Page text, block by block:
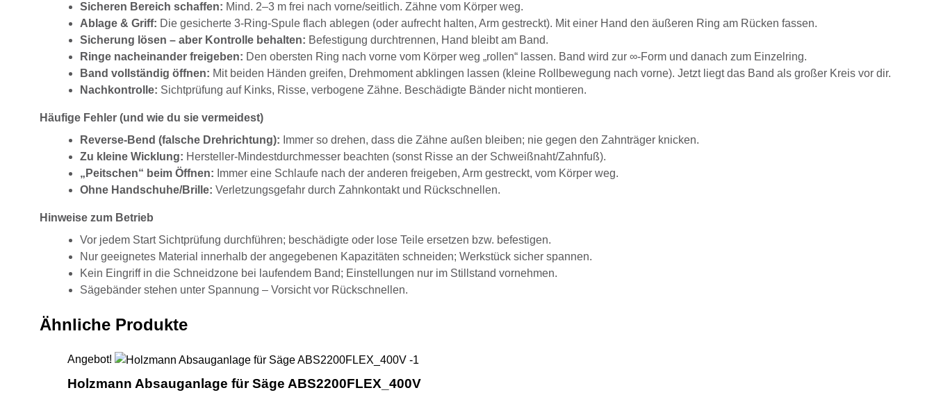
Sicheren Bereich schaffen: Mind. 2–3 m frei nach vorne/seitlich. Zähne vom Körper weg.
Ablage & Griff: Die gesicherte 3-Ring-Spule flach ablegen (oder aufrecht halten, Arm gestreckt). Mit einer Hand den äußeren Ring am Rücken fassen.
Sicherung lösen – aber Kontrolle behalten: Befestigung durchtrennen, Hand bleibt am Band.
Ringe nacheinander freigeben: Den obersten Ring nach vorne vom Körper weg „rollen“ lassen. Band wird zur ∞-Form und danach zum Einzelring.
Band vollständig öffnen: Mit beiden Händen greifen, Drehmoment abklingen lassen (kleine Rollbewegung nach vorne). Jetzt liegt das Band als großer Kreis vor dir.
Nachkontrolle: Sichtprüfung auf Kinks, Risse, verbogene Zähne. Beschädigte Bänder nicht montieren.
Häufige Fehler (und wie du sie vermeidest)
Reverse-Bend (falsche Drehrichtung): Immer so drehen, dass die Zähne außen bleiben; nie gegen den Zahnträger knicken.
Zu kleine Wicklung: Hersteller-Mindestdurchmesser beachten (sonst Risse an der Schweißnaht/Zahnfuß).
„Peitschen“ beim Öffnen: Immer eine Schlaufe nach der anderen freigeben, Arm gestreckt, vom Körper weg.
Ohne Handschuhe/Brille: Verletzungsgefahr durch Zahnkontakt und Rückschnellen.
Hinweise zum Betrieb
Vor jedem Start Sichtprüfung durchführen; beschädigte oder lose Teile ersetzen bzw. befestigen.
Nur geeignetes Material innerhalb der angegebenen Kapazitäten schneiden; Werkstück sicher spannen.
Kein Eingriff in die Schneidzone bei laufendem Band; Einstellungen nur im Stillstand vornehmen.
Sägebänder stehen unter Spannung – Vorsicht vor Rückschnellen.
Ähnliche Produkte
Angebot!
Holzmann Absauganlage für Säge ABS2200FLEX_400V